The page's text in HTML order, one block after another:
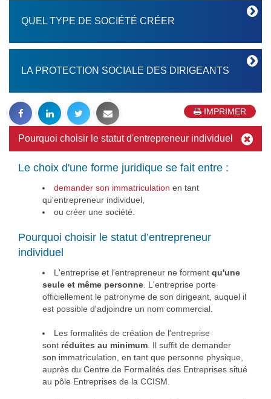
QUEL TYPE DE SOCIÉTÉ CRÉER
LA PROTECTION SOCIALE DES DIRIGEANTS
IMPRIMER
Pourquoi choisir le statut d'entrepreneur individuel
Le choix d'une forme juridique se fait entre :
demander son immatriculation en tant
qu'entrepreneur individuel,
ou créer une société.
Pourquoi choisir le statut d’entrepreneur
individuel
L'entreprise et l'entrepreneur ne forment qu'une
seule et même personne . L'entreprise porte
officiellement le patronyme de son dirigeant, auquel il
est possible d'adjoindre un nom commercial.
Les formalités de création de l'entreprise
sont réduites au minimum . Il suffit de demander
son immatriculation, en tant que personne physique,
auprès du Centre de Formalités des Entreprises situé
au pôle Entreprises de la CCISM.